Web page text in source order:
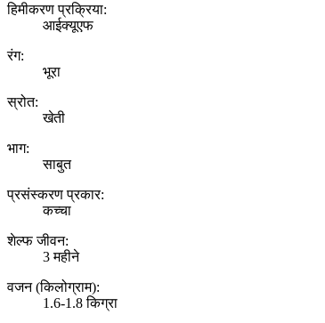
हिमीकरण प्रक्रिया:
आईक्यूएफ
रंग:
भूरा
स्रोत:
खेती
भाग:
साबुत
प्रसंस्करण प्रकार:
कच्चा
शेल्फ जीवन:
3 महीने
वजन (किलोग्राम):
1.6-1.8 किग्रा